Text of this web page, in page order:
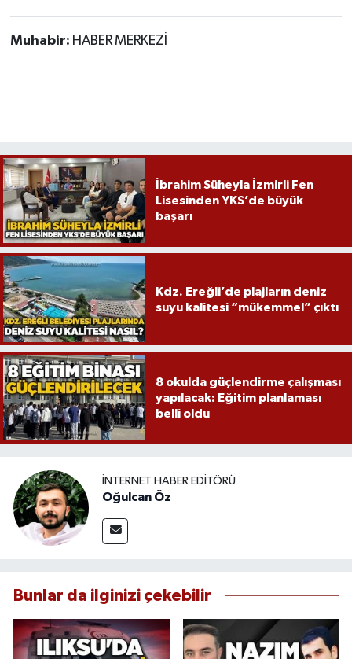
Muhabir: HABER MERKEZİ
İbrahim Süheyla İzmirli Fen
Lisesinden YKS’de büyük
başarı
Kdz. Ereğli’de plajların deniz
suyu kalitesi “mükemmel” çıktı
8 okulda güçlendirme çalışması
yapılacak: Eğitim planlaması
belli oldu
İNTERNET HABER EDITÖRÜ
Oğulcan Öz
Bunlar da ilginizi çekebilir